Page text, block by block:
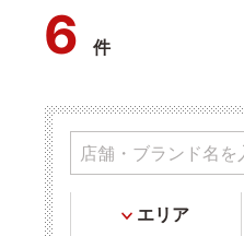
6件
エリア